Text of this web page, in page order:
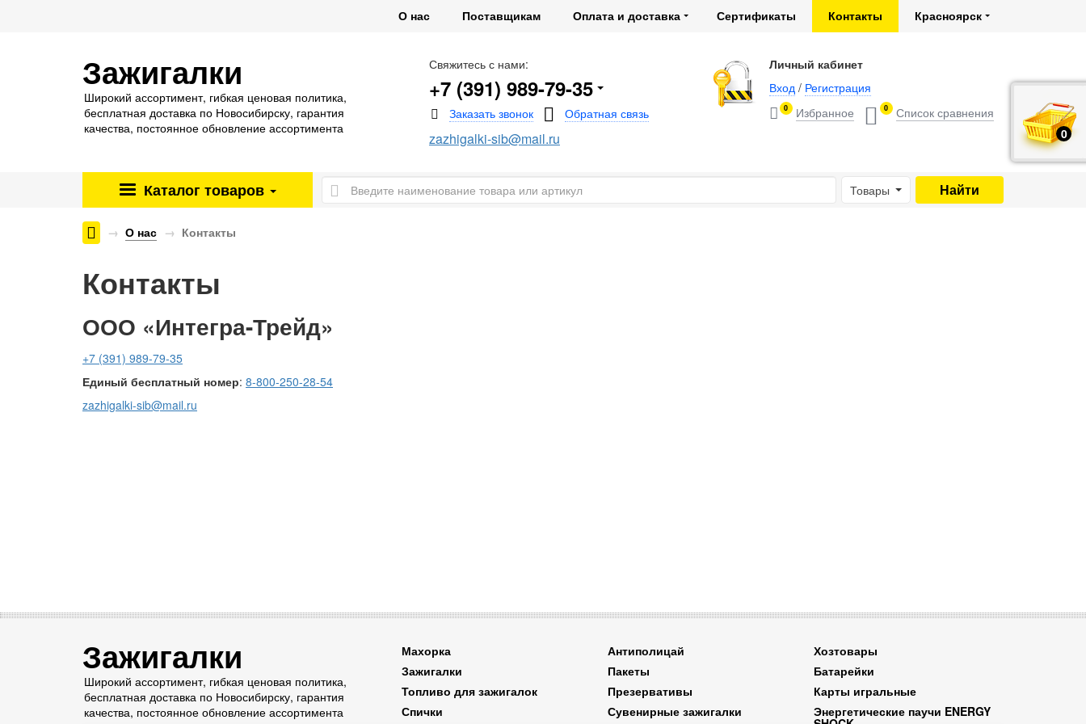
О нас Поставщикам Оплата и доставка Сертификаты Контакты Красноярск
Зажигалки
Широкий ассортимент, гибкая ценовая политика,
бесплатная доставка по Новосибирску, гарантия
качества, постоянное обновление ассортимента
Свяжитесь с нами:
+7 (391) 989-79-35
zazhigalki-sib@mail.ru
Личный кабинет
Вход / Регистрация
0 0
Каталог товаров Товары
О нас Контакты
Контакты
ООО «Интегра-Трейд»
+7 (391) 989-79-35
Единый бесплатный номер: 8-800-250-28-54
zazhigalki-sib@mail.ru
0
руб.
Зажигалки
Широкий ассортимент, гибкая ценовая политика,
бесплатная доставка по Новосибирску, гарантия
качества, постоянное обновление ассортимента
Махорка Антиполицай
Хозтовары
Зажигалки
Пакеты
Батарейки
Топливо для зажигалок
Презервативы
Карты игральные
Спички
Сувенирные зажигалки Энергетические паучи ENERGY